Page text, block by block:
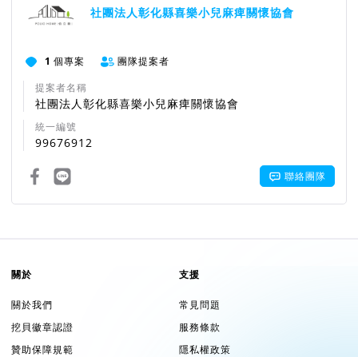
社團法人彰化縣喜樂小兒麻痺關懷協會
1 個專案
團隊提案者
提案者名稱
社團法人彰化縣喜樂小兒麻痺關懷協會
統一編號
99676912
聯絡團隊
關於
關於我們
挖貝徽章認證
贊助保障規範
支援
常見問題
服務條款
隱私權政策